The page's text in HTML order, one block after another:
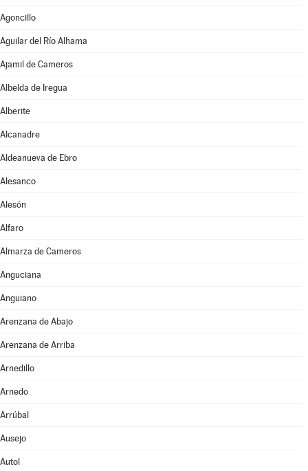
Agoncillo
Aguilar del Río Alhama
Ajamil de Cameros
Albelda de Iregua
Alberite
Alcanadre
Aldeanueva de Ebro
Alesanco
Alesón
Alfaro
Almarza de Cameros
Anguciana
Anguiano
Arenzana de Abajo
Arenzana de Arriba
Arnedillo
Arnedo
Arrúbal
Ausejo
Autol